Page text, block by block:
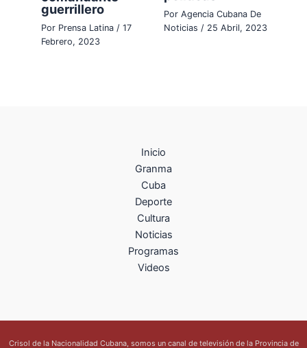
guerrillero
Por Prensa Latina /17
Febrero, 2023
Por Agencia Cubana De
Noticias / 25 Abril, 2023
Inicio
Granma
Cuba
Deporte
Cultura
Noticias
Programas
Videos
Crisol de la Nacionalidad Cubana, somos un canal de televisión de la Provincia de